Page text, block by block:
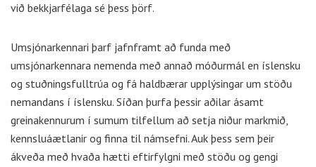
við bekkjarfélaga sé þess þörf.
Umsjónarkennari þarf jafnframt að funda með
umsjónarkennara nemenda með annað móðurmál en íslensku
og stuðningsfulltrúa og fá haldbærar upplýsingar um stöðu
nemandans í íslensku. Síðan þurfa þessir aðilar ásamt
greinakennurum í sumum tilfellum að setja niður markmið,
kennsluáætlanir og finna til námsefni. Auk þess sem þeir
ákveða með hvaða hætti eftirfylgni með stöðu og gengi